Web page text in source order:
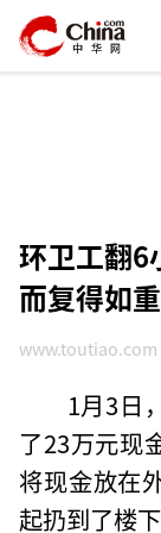
环卫工翻6
而复得如
www.toutiao.com
1月3日
了23万元现
将现金放在
起扔到了楼下